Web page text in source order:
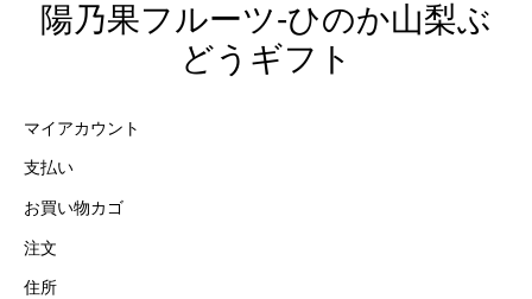
陽乃果フルーツ-ひのか山梨ぶ
どうギフト
マイアカウント
支払い
お買い物カゴ
注文
住所